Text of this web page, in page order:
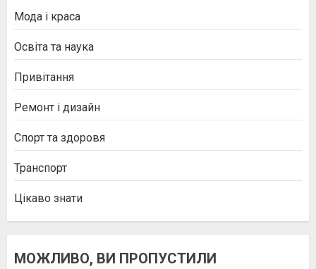
Мода і краса
Освіта та наука
Привітання
Ремонт і дизайн
Спорт та здоровя
Транспорт
Цікаво знати
МОЖЛИВО, ВИ ПРОПУСТИЛИ